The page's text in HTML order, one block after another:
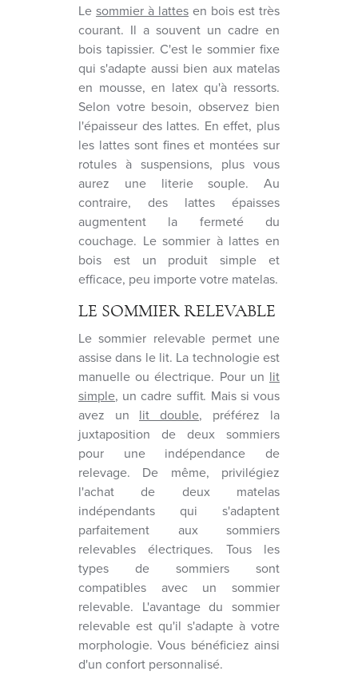
Le sommier à lattes en bois est très
courant. Il a souvent un cadre en
bois tapissier. C'est le sommier fixe
qui s'adapte aussi bien aux matelas
en mousse, en latex qu'à ressorts.
Selon votre besoin, observez bien
l'épaisseur des lattes. En effet, plus
les lattes sont fines et montées sur
rotules à suspensions, plus vous
aurez une literie souple. Au
contraire, des lattes épaisses
augmentent la fermeté du
couchage. Le sommier à lattes en
bois est un produit simple et
efficace, peu importe votre matelas.
LE SOMMIER RELEVABLE
Le sommier relevable permet une
assise dans le lit. La technologie est
manuelle ou électrique. Pour un lit
simple, un cadre suffit. Mais si vous
avez un lit double, préférez la
juxtaposition de deux sommiers
pour une indépendance de
relevage. De même, privilégiez
l'achat de deux matelas
indépendants qui s'adaptent
parfaitement aux sommiers
relevables électriques. Tous les
types de sommiers sont
compatibles avec un sommier
relevable. L'avantage du sommier
relevable est qu'il s'adapte à votre
morphologie. Vous bénéficiez ainsi
d'un confort personnalisé.